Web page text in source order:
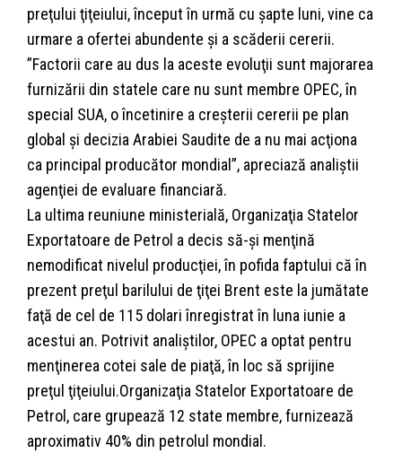
preţului ţiţeiului, început în urmă cu şapte luni, vine ca
urmare a ofertei abundente şi a scăderii cererii.
”Factorii care au dus la aceste evoluţii sunt majorarea
furnizării din statele care nu sunt membre OPEC, în
special SUA, o încetinire a creşterii cererii pe plan
global şi decizia Arabiei Saudite de a nu mai acţiona
ca principal producător mondial”, apreciază analiştii
agenţiei de evaluare financiară.
La ultima reuniune ministerială, Organizaţia Statelor
Exportatoare de Petrol a decis să-şi menţină
nemodificat nivelul producţiei, în pofida faptului că în
prezent preţul barilului de ţiţei Brent este la jumătate
faţă de cel de 115 dolari înregistrat în luna iunie a
acestui an. Potrivit analiştilor, OPEC a optat pentru
menţinerea cotei sale de piaţă, în loc să sprijine
preţul ţiţeiului.Organizaţia Statelor Exportatoare de
Petrol, care grupează 12 state membre, furnizează
aproximativ 40% din petrolul mondial.